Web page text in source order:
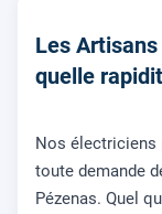
Les
quelle
Nos électriciens
toute demande
Pézenas. Quel